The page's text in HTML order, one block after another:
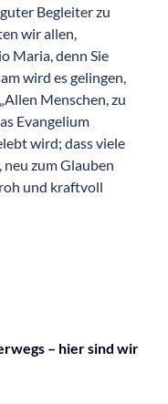
Begleiter zu
wir allen,
Maria, denn Sie
wird es gelingen,
„Allen Menschen, zu
Evangelium
wird; dass viele
zum Glauben
und kraftvoll
– hier sind wir